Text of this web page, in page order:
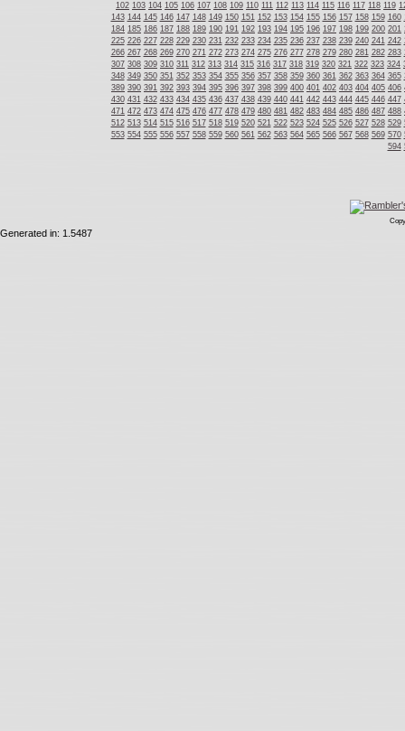
102 103 104 105 106 107 108 109 110 111 112 113 114 115 116 117 118 119
143 144 145 146 147 148 149 150 151 152 153 154 155 156 157 158 159 160
184 185 186 187 188 189 190 191 192 193 194 195 196 197 198 199 200 201
225 226 227 228 229 230 231 232 233 234 235 236 237 238 239 240 241 242
266 267 268 269 270 271 272 273 274 275 276 277 278 279 280 281 282 283
307 308 309 310 311 312 313 314 315 316 317 318 319 320 321 322 323 324
348 349 350 351 352 353 354 355 356 357 358 359 360 361 362 363 364 365
389 390 391 392 393 394 395 396 397 398 399 400 401 402 403 404 405 406
430 431 432 433 434 435 436 437 438 439 440 441 442 443 444 445 446 447
471 472 473 474 475 476 477 478 479 480 481 482 483 484 485 486 487 488
512 513 514 515 516 517 518 519 520 521 522 523 524 525 526 527 528 529
553 554 555 556 557 558 559 560 561 562 563 564 565 566 567 568 569 570
594
Generated in: 1.5487